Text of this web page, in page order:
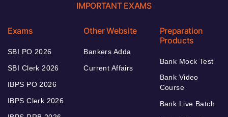
IMPORTANT EXAMS
Exams
SBI PO 2026
SBI Clerk 2026
IBPS PO 2026
IBPS Clerk 2026
Other Website
Bankers Adda
Current Affairs
Preparation
Products
Bank Mock Test
Bank Video
Course
Bank Live Batch